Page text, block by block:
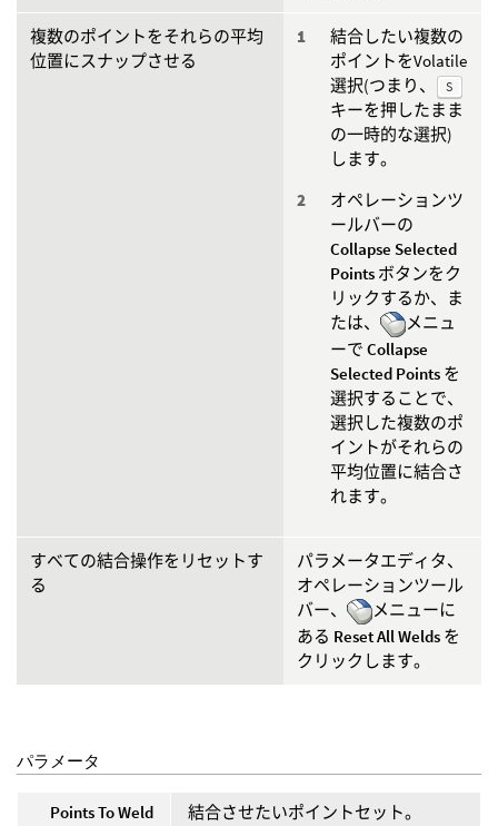
複数のポイントをそれらの平均
位置にスナップさせる
結合したい複数の
ポイントをVolatile
選択(つまり、
S
キーを押したまま
の一時的な選択)
します。
オペレーションツ
ールバーの
Collapse Selected
Points ボタンをク
リックするか、ま
たは、
メニュ
ーで Collapse
Selected Points を
選択することで、
選択した複数のポ
イントがそれらの
平均位置に結合さ
れます。
すべての結合操作をリセットす
る
パラメータエディタ、
オペレーションツール
バー、
メニューに
ある Reset All Welds を
クリックします。
パラメータ
Points To Weld
結合させたいポイントセット。